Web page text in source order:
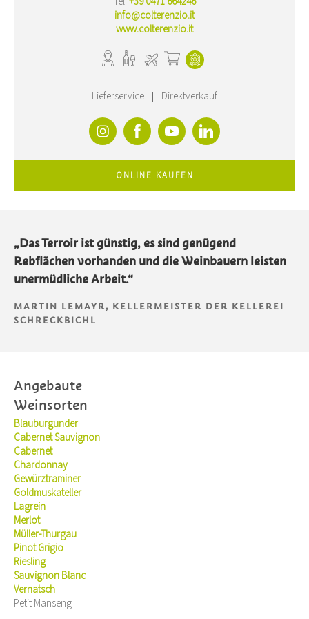
info@colterenzio.it
www.colterenzio.it
Lieferservice Direktverkauf
ONLINE KAUFEN
„Das Terroir ist günstig, es sind genügend
Rebflächen vorhanden und die Weinbauern leisten
unermüdliche Arbeit.“
MARTIN LEMAYR, KELLERMEISTER DER KELLEREI
SCHRECKBICHL
Angebaute
Weinsorten
Blauburgunder
Cabernet Sauvignon
Cabernet
Chardonnay
Gewürztraminer
Goldmuskateller
Lagrein
Merlot
Müller-Thurgau
Pinot Grigio
Riesling
Sauvignon Blanc
Vernatsch
Petit Manseng